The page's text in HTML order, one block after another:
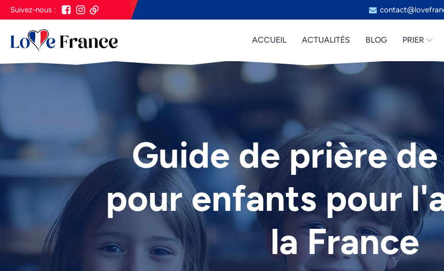
Suivez-nous :
ACCUEIL ACTUALITÉS BLOG PRIER
Guide de prière
pour enfants pour
la France